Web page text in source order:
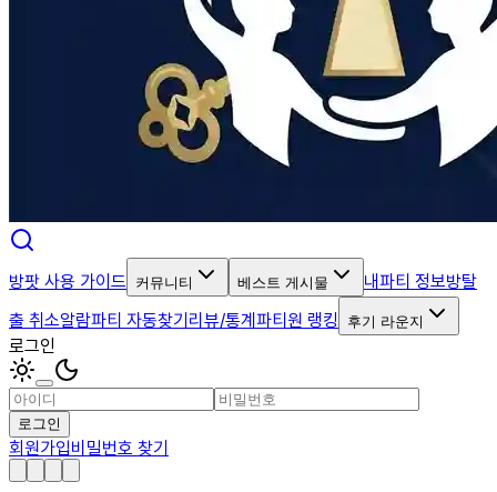
방팟 사용 가이드 커뮤니티 베스트 게시물 내파티 정보방탈
출 취소알람파티 자동찾기리뷰/통계파티원 랭킹 후기 라운지
로그인
로그인
회원가입비밀번호 찾기